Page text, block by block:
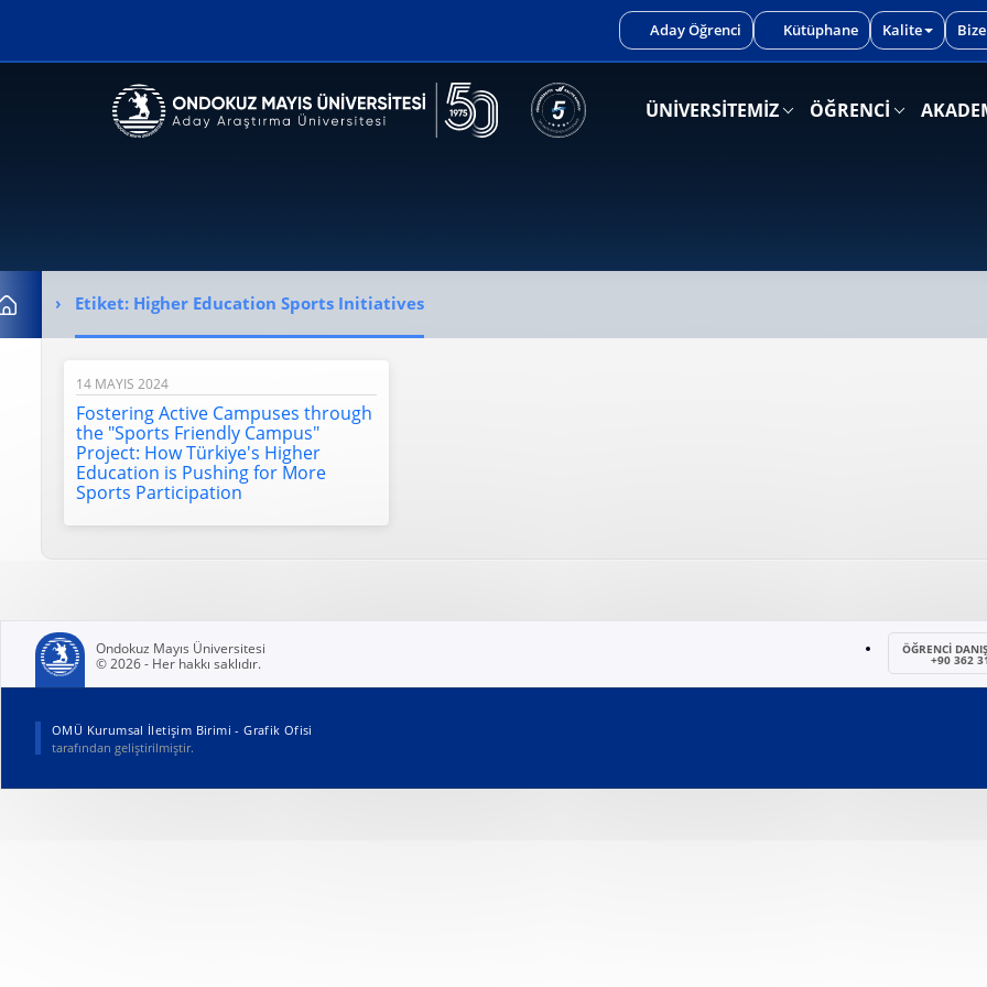
ÜNİVERSİTEMİZ ÖĞRENCİ
Aday Öğrenci Kütüphane Kalite
Ana Sayfa
Etiket: Higher Education Sports Initiatives
14 MAYIS 2024
Fostering Active Campuses through
the "Sports Friendly Campus"
Project: How Türkiye's Higher
Education is Pushing for More
Sports Participation
Ondokuz Mayıs Üniversitesi
© 2026 - Her hakkı saklıdır.
ÖĞRENCİ
+90 362
OMÜ Kurumsal İletişim Birimi - Grafik Ofisi
tarafından geliştirilmiştir.